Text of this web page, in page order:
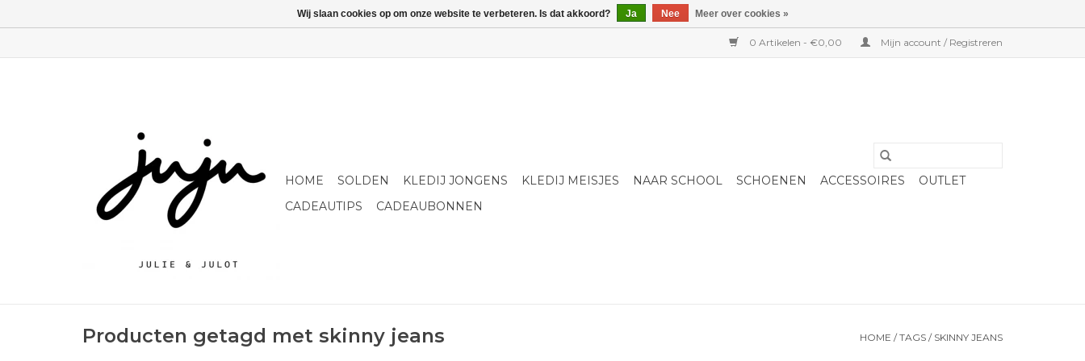
0 Artikelen - €0,00 Mijn account / Registreren
HOME SOLDEN KLEDIJ JONGENS KLEDIJ MEISJES NAAR SCHOOL SCHOENEN ACCESSOIRES
OUTLET
CADEAUTIPS
CADEAUBONNEN
Producten getagd met skinny jeans HOME /TAGS / SKINNY JEANS
Wij slaan cookies op om onze website te verbeteren. Is dat akkoord? Ja Nee Meer over cookies »